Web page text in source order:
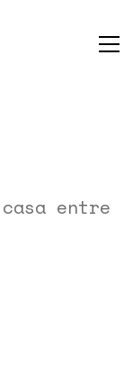
entre